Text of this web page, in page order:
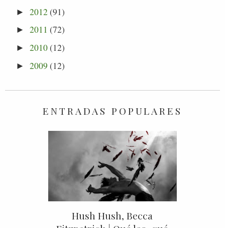
►2012(91)
►2011 (72)
►2010(12)
►2009 (12)
ENTRADAS POPULARES
Hush Hush, Becca